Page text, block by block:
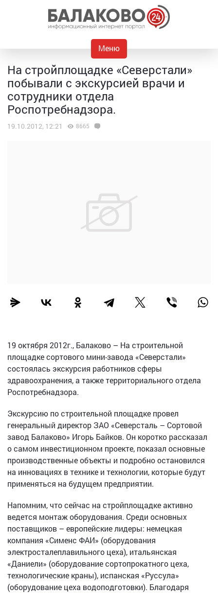
Меню
На стройплощадке «Северстали»
побывали с экскурсией врачи и
сотрудники отдела
Роспотребнадзора.
19.10.2012, 12:21 8665
19 октября 2012г., Балаково – На строительной
площадке сортового мини-завода «Северстали»
состоялась экскурсия работников сферы
здравоохранения, а также территориального отдела
Роспотребнадзора.
Экскурсию по строительной площадке провел
генеральный директор ЗАО «Северсталь – Сортовой
завод Балаково» Игорь Байков. Он коротко рассказал
о самом инвестиционном проекте, показал основные
производственные объекты и подробно остановился
на инновациях в технике и технологии, которые будут
применяться на будущем предприятии.
Напомним, что сейчас на стройплощадке активно
ведется монтаж оборудования. Среди основных
поставщиков – европейские лидеры: немецкая
компания «Сименс ФАИ» (оборудования
электросталеплавильного цеха), итальянская
«Даниели» (оборудование сортопрокатного цеха,
технологические краны), испанская «Руссула»
(оборудование цеха водоподготовки). Благодаря